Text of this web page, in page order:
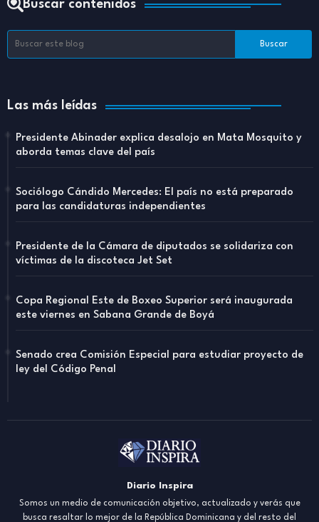
Buscar contenidos
Las más leídas
Presidente Abinader explica desalojo en Mata Mosquito y
aborda temas clave del país
Sociólogo Cándido Mercedes: El país no está preparado
para las candidaturas independientes
Presidente de la Cámara de diputados se solidariza con
víctimas de la discoteca Jet Set
Copa Regional Este de Boxeo Superior será inaugurada
este viernes en Sabana Grande de Boyá
Senado crea Comisión Especial para estudiar proyecto de
ley del Código Penal
Diario Inspira
Somos un medio de comunicación objetivo, actualizado y verás que
busca resaltar lo mejor de la República Dominicana y del resto del